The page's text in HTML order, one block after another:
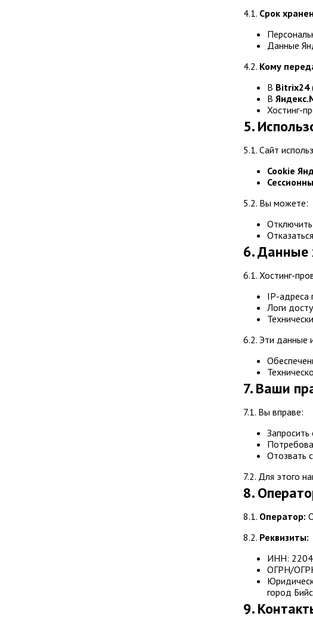
4.1. Срок
Данные
4.2. Кому
В Bitrix24
В
Хостинг-
5.
5.1. Сайт
Cookie
5.2. Вы можете:
6. Данные
6.1. Хостинг-
IP-адреса
Логи
6.2. Эти данные
7. Ваши
7.1. Вы вправе:
Отозвать
7.2. Для этого
8.
8.1. Оператор:
8.2. Реквизиты:
ИНН:
ОГРН/
город
9.